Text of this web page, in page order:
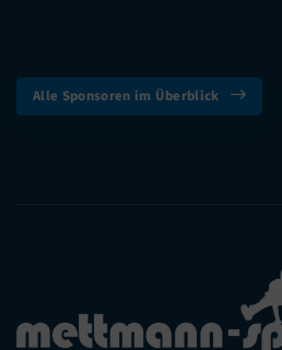
Alle Sponsoren im Überblick